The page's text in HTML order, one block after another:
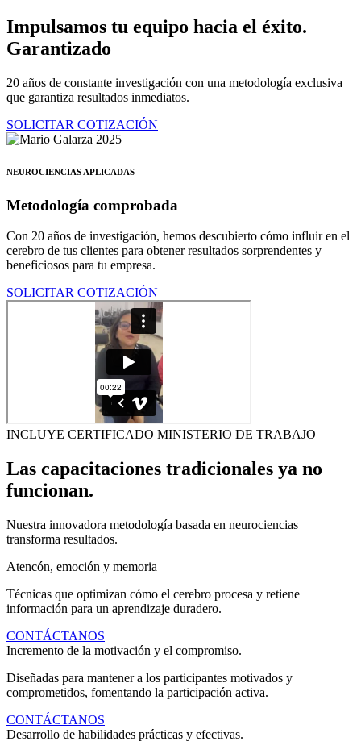
Ir
al
contenido
Impulsamos tu equipo hacia el éxito.
Garantizado
20 años de constante investigación con una metodología exclusiva
que garantiza resultados inmediatos.
SOLICITAR COTIZACIÓN
NEUROCIENCIAS APLICADAS
Metodología comprobada
Con 20 años de investigación, hemos descubierto cómo influir en el
cerebro de tus clientes para obtener resultados sorprendentes y
beneficiosos para tu empresa.
SOLICITAR COTIZACIÓN
INCLUYE CERTIFICADO MINISTERIO DE TRABAJO
Las capacitaciones tradicionales ya no
funcionan.
Nuestra innovadora metodología basada en neurociencias
transforma resultados.
Atencón, emoción y memoria
Técnicas que optimizan cómo el cerebro procesa y retiene
información para un aprendizaje duradero.
CONTÁCTANOS
Incremento de la motivación y el compromiso.
Diseñadas para mantener a los participantes motivados y
comprometidos, fomentando la participación activa.
CONTÁCTANOS
Desarrollo de habilidades prácticas y efectivas.